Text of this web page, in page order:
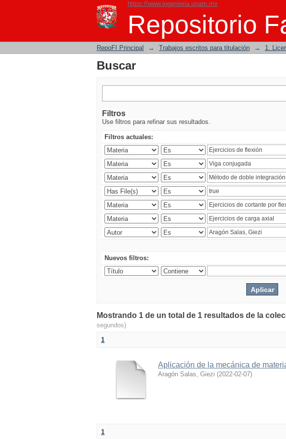
https://www.ingenieria.unam.mx
Repositorio
Buscar
RepoFI Principal → Trabajos escritos para titulación → 1.
Buscar
Filtros
Use filtros para refinar sus resultados.
Filtros actuales:
Nuevos filtros:
Mostrando 1 de un total de 1 resultados de la
segundos)
1
Aplicación de la mecánica de
Aragón Salas, Giezi (2022-02-07)
1